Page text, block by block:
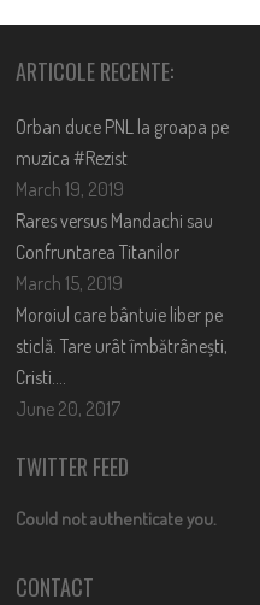
ARTICOLE RECENTE:
Orban duce PNL la groapa pe
muzica #Rezist
March 19, 2019
Rares versus Mandachi sau
Confruntarea Titanilor
March 15, 2019
Moroiul care bântuie liber pe
sticlă. Tare urât îmbătrânești,
Cristi….
June 20, 2017
TWITTER FEED
Could not authenticate you.
CONTACT